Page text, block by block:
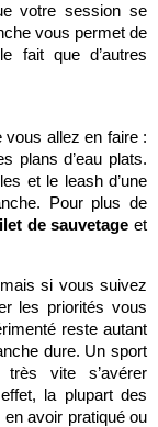
votre session se
vous permet de
fait que d’autres
vous allez en faire :
plans d’eau plats.
et le leash d’une
Pour plus de
de sauvetage et
si vous suivez
les priorités vous
reste autant
dure. Un sport
vite s’avérer
la plupart des
avoir pratiqué ou